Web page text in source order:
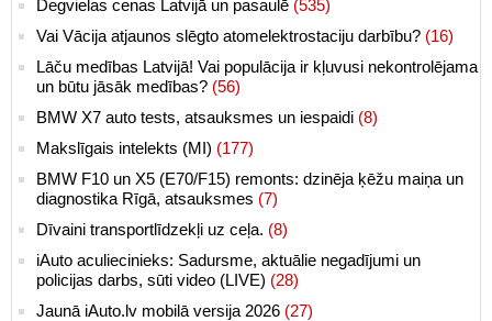
Degvielas cenas Latvijā un pasaulē (535)
Vai Vācija atjaunos slēgto atomelektrostaciju darbību? (16)
Lāču medības Latvijā! Vai populācija ir kļuvusi nekontrolējama
un būtu jāsāk medības? (56)
BMW X7 auto tests, atsauksmes un iespaidi (8)
Makslīgais intelekts (MI) (177)
BMW F10 un X5 (E70/F15) remonts: dzinēja ķēžu maiņa un
diagnostika Rīgā, atsauksmes (7)
Dīvaini transportlīdzekļi uz ceļa. (8)
iAuto aculiecinieks: Sadursme, aktuālie negadījumi un
policijas darbs, sūti video (LIVE) (28)
Jaunā iAuto.lv mobilā versija 2026 (27)